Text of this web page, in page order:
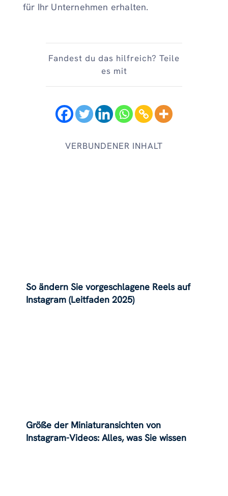
für Ihr Unternehmen erhalten.
Fandest du das hilfreich? Teile
es mit
VERBUNDENER INHALT
So ändern Sie vorgeschlagene Reels auf
Instagram (Leitfaden 2025)
Größe der Miniaturansichten von
Instagram-Videos: Alles, was Sie wissen